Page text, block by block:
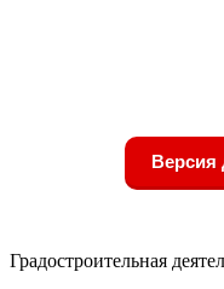
Версия
Градостроительная